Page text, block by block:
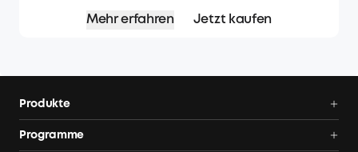
Mehr erfahren Jetzt kaufen
Produkte
Programme